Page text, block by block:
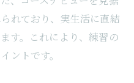
れており、実生活に直結
す。これにより、練習の
ントです。